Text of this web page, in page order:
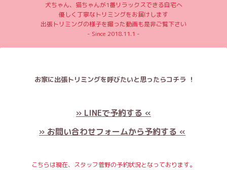
犬ちゃん、猫ちゃんが1番リラックスできる自宅へ
優しく丁寧なトリミングをお届けします
出張トリミングの様子を撮った動画も是非ご覧下さい
- Since 2018.11.1 -
お家に出張トリミングを呼びたいと思ったらコチラ ！
» LINEで予約する «
» お問い合わせフォームから予約する «
こちらは現在、スタッフ菅野の予約状況となっております。